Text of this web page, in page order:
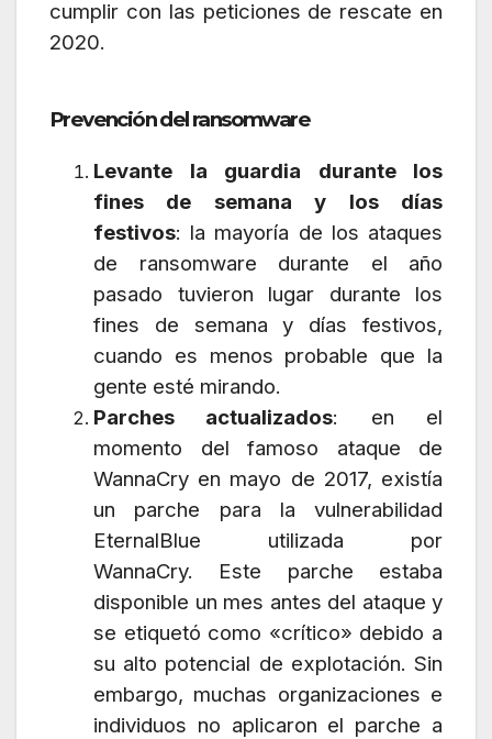
cumplir con las peticiones de rescate en
2020.
Prevención del ransomware
Levante la guardia durante los
fines de semana y los días
festivos: la mayoría de los ataques
de ransomware durante el año
pasado tuvieron lugar durante los
fines de semana y días festivos,
cuando es menos probable que la
gente esté mirando.
Parches actualizados: en el
momento del famoso ataque de
WannaCry en mayo de 2017, existía
un parche para la vulnerabilidad
EternalBlue utilizada por
WannaCry. Este parche estaba
disponible un mes antes del ataque y
se etiquetó como «crítico» debido a
su alto potencial de explotación. Sin
embargo, muchas organizaciones e
individuos no aplicaron el parche a